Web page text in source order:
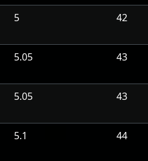
5 42
5.05 43
5.05 43
5.1 44